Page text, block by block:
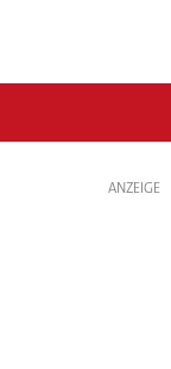
ANZEIGE